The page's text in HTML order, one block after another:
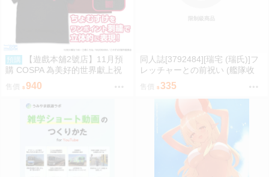
預購
【遊戲本舖2號店】11月預
購 COSPA 為美好的世界獻上祝
福！ 點仔 刺繡T恤 黑/紅 2款分售
0822
售價 940
限制級商品
同人誌[3792484][瑞宅 (瑞氏)]フ
レッチャーとの前祝い (艦隊收
售價 335